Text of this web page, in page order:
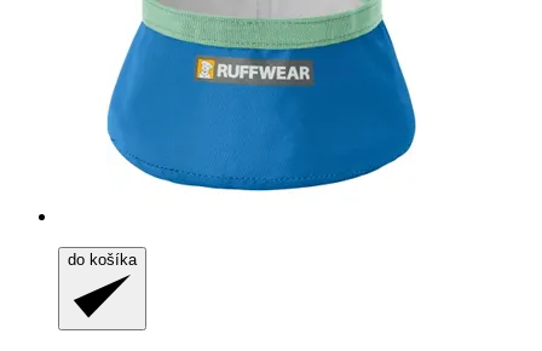
do košíka